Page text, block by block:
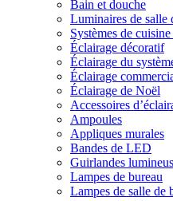
Bain et douche
Luminaires de salle
Systèmes de
Éclairage décoratif
Éclairage du
Éclairage
Éclairage de Noël
Accessoires
Ampoules
Appliques murales
Bandes de LED
Guirlandes
Lampes de bureau
Lampes de salle de